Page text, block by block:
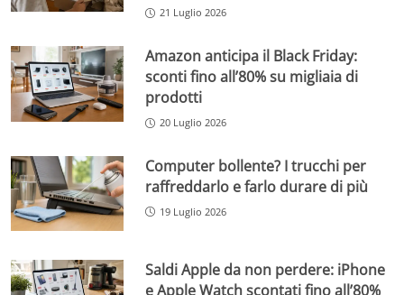
21 Luglio 2026
Amazon anticipa il Black Friday:
sconti fino all’80% su migliaia di
prodotti
20 Luglio 2026
Computer bollente? I trucchi per
raffreddarlo e farlo durare di più
19 Luglio 2026
Saldi Apple da non perdere: iPhone
e Apple Watch scontati fino all’80%